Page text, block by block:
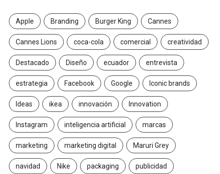
Apple Branding Burger King Cannes
Cannes Lions coca-cola comercial creatividad
Destacado Diseño ecuador entrevista
estrategia Facebook Google Iconic brands
Ideas ikea innovación Innovation
Instagram inteligencia artificial marcas
marketing marketing digital Maruri Grey
navidad Nike packaging publicidad